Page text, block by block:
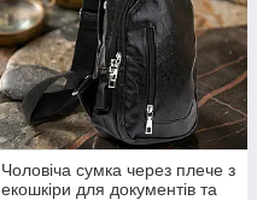
Чоловіча сумка через плече з
екошкіри для документів та